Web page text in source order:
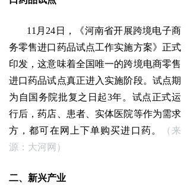
11月24日，《河南省开展跨境电子商
务零售进口药品试点工作实施方案》正式
印发，这意味着全国唯一的跨境电商零售
进口药品试点真正进入实施阶段。试点期
为自国务院批复之日起3年。试点正式运
行后，药店、患者、实体医院等作为需求
方，都可在网上下单购买进口药。
（来
源：大河网）
二、新兴产业